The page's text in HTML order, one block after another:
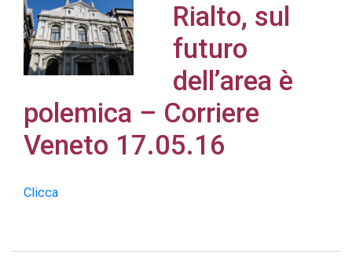
Rialto, sul
futuro
dell’area è
polemica – Corriere
Veneto 17.05.16
Clicca
Acconsento
all'uso dei
miei dati
accordo